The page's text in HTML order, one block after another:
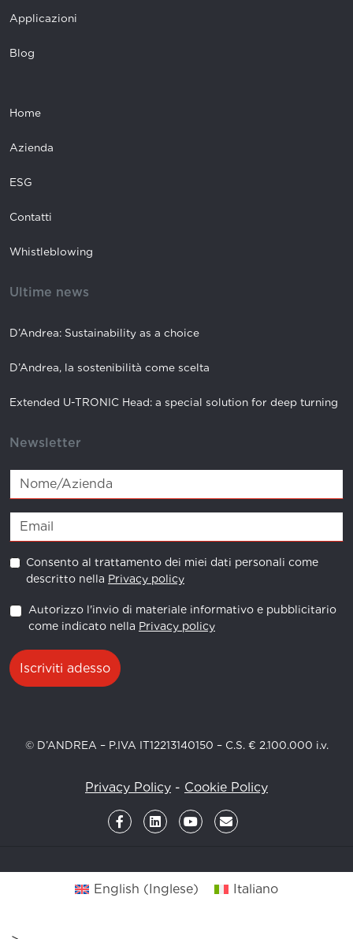
Applicazioni
Blog
Home
Azienda
ESG
Contatti
Whistleblowing
Ultime news
D’Andrea: Sustainability as a choice
D’Andrea, la sostenibilità come scelta
Extended U-TRONIC Head: a special solution for deep turning
Newsletter
Consento al trattamento dei miei dati personali come
descritto nella Privacy policy
Autorizzo l'invio di materiale informativo e pubblicitario
come indicato nella Privacy policy
Iscriviti adesso
© D’ANDREA – P.IVA IT12213140150 – C.S. € 2.100.000 i.v.
Privacy Policy - Cookie Policy
English (Inglese) Italiano